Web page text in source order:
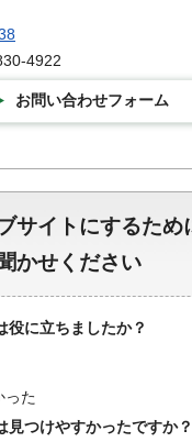
4922
お問い合わせフォーム
サイトにするため
かせください
役に立ちましたか？
った
見つけやすかったですか？